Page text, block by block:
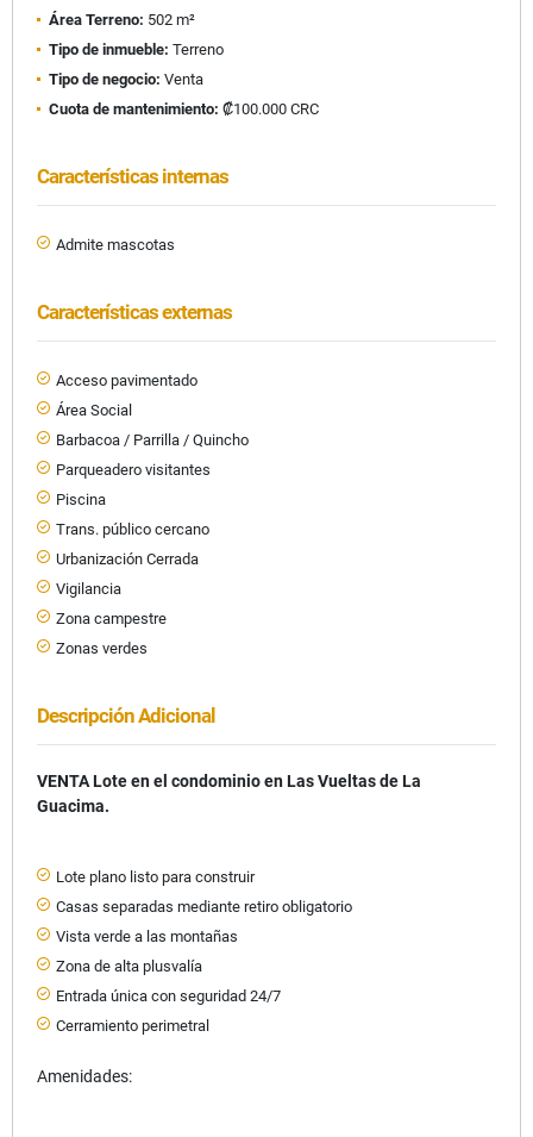
Área Terreno: 502 m²
Tipo de inmueble: Terreno
Tipo de negocio: Venta
Cuota de mantenimiento: ₡100.000 CRC
Características internas
Admite mascotas
Características externas
Acceso pavimentado
Área Social
Barbacoa / Parrilla / Quincho
Parqueadero visitantes
Piscina
Trans. público cercano
Urbanización Cerrada
Vigilancia
Zona campestre
Zonas verdes
Descripción Adicional
VENTA Lote en el condominio en Las Vueltas de La
Guacima.
Lote plano listo para construir
Casas separadas mediante retiro obligatorio
Vista verde a las montañas
Zona de alta plusvalía
Entrada única con seguridad 24/7
Cerramiento perimetral
Amenidades: